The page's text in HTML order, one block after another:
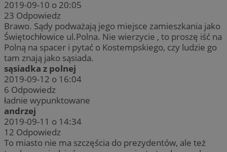
2019-09-10 o 20:05
23 Odpowiedz
Brawo. Sądy podważają jego miejsce zamieszkania jako
Świętochłowice ul.Polna. Nie wierzycie , to proszę iść na
Polną na spacer i pytać o Kostempskiego, czy ludzie go
tam znają jako sąsiada.
sąsiadka z polnej
2019-09-12 o 16:04
6 Odpowiedz
ładnie wypunktowane
andrzej
2019-09-11 o 14:34
12 Odpowiedz
To miasto nie ma szczęścia do prezydentów, ale też